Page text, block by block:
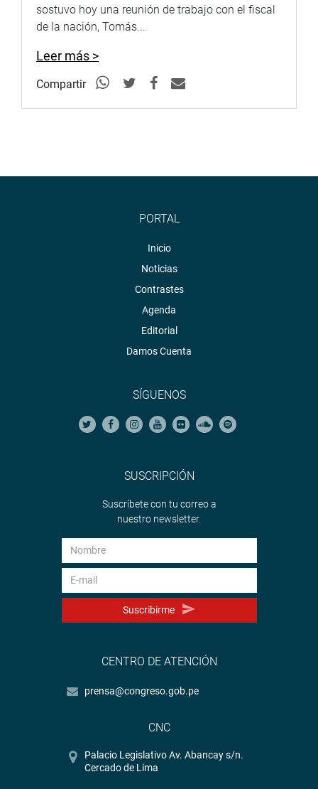
sostuvo hoy una reunión de trabajo con el fiscal
de la nación, Tomás...
Leer más >
Compartir
PORTAL
Inicio
Noticias
Contrastes
Agenda
Editorial
Damos Cuenta
SÍGUENOS
SUSCRIPCIÓN
Suscríbete con tu correo a
nuestro newsletter.
Suscribirme
CENTRO DE ATENCIÓN
prensa@congreso.gob.pe
CNC
Palacio Legislativo Av. Abancay s/n.
Cercado de Lima